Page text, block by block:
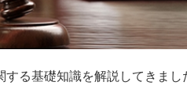
る基礎知識を解説してきまし